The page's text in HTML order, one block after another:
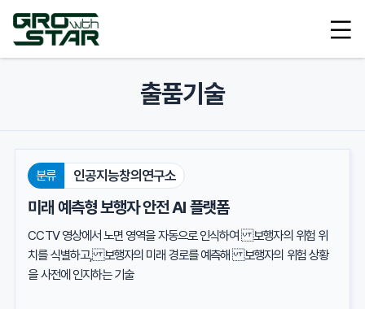
출품기술
분류 인공지능창의연구소
미래 예측형 보행자 안전 AI 플랫폼
CCTV 영상에서 노면 영역을 자동으로 인식하여 보행자의 위험 위
치를 식별하고, 보행자의 미래 경로를 예측해 보행자의 위험 상황
을 사전에 인지하는 기술